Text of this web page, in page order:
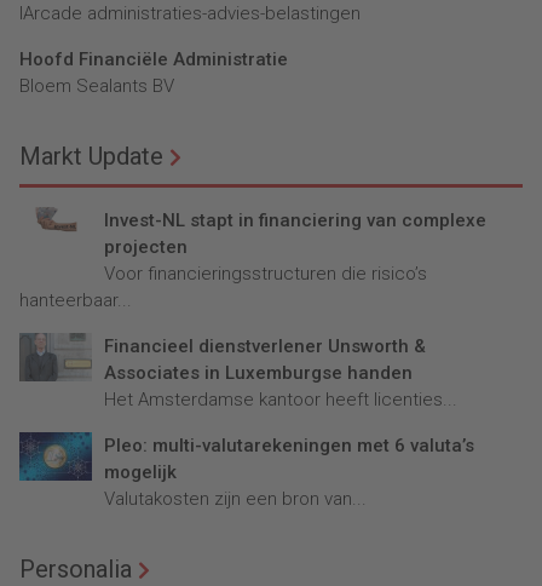
lArcade administraties-advies-belastingen
Hoofd Financiële Administratie
Bloem Sealants BV
Markt Update
Invest-NL stapt in financiering van complexe
projecten
Voor financieringsstructuren die risico’s
hanteerbaar...
Financieel dienstverlener Unsworth &
Associates in Luxemburgse handen
Het Amsterdamse kantoor heeft licenties...
Pleo: multi-valutarekeningen met 6 valuta’s
mogelijk
Valutakosten zijn een bron van...
Personalia